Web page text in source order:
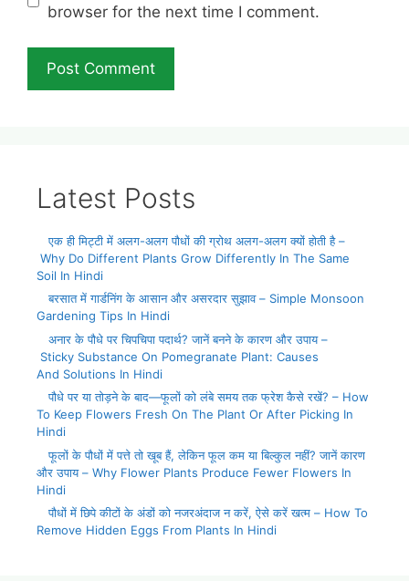
browser for the next time I comment.
Latest Posts
एक ही मिट्टी में अलग-अलग पौधों की ग्रोथ अलग-अलग क्यों होती है –
Why Do Different Plants Grow Differently In The Same
Soil In Hindi
बरसात में गार्डनिंग के आसान और असरदार सुझाव – Simple Monsoon
Gardening Tips In Hindi
अनार के पौधे पर चिपचिपा पदार्थ? जानें बनने के कारण और उपाय –
Sticky Substance On Pomegranate Plant: Causes
And Solutions In Hindi
पौधे पर या तोड़ने के बाद—फूलों को लंबे समय तक फ्रेश कैसे रखें? – How
To Keep Flowers Fresh On The Plant Or After Picking In
Hindi
फूलों के पौधों में पत्ते तो खूब हैं, लेकिन फूल कम या बिल्कुल नहीं? जानें कारण
और उपाय – Why Flower Plants Produce Fewer Flowers In
Hindi
पौधों में छिपे कीटों के अंडों को नजरअंदाज न करें, ऐसे करें खत्म – How To
Remove Hidden Eggs From Plants In Hindi